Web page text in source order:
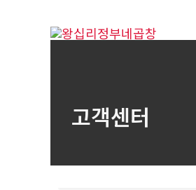
고객센터